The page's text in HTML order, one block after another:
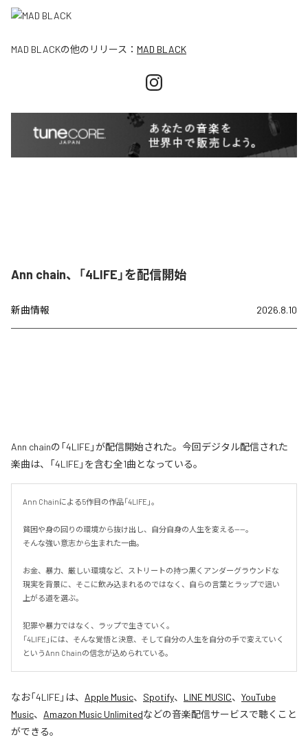
MAD BLACKの他のリリース： MAD BLACK
Ann chain、「4LIFE」を配信開始
新曲情報 2026.8.10
Ann chainの「4LIFE」が配信開始された。今回デジタル配信された
楽曲は、「4LIFE」を含む全1曲となっている。
Ann Chainによる5作目の作品「4LIFE」。
貧困や身の回りの環境から抜け出し、自分自身の人生を変える——。
そんな強い意志から生まれた一曲。
お金、暴力、厳しい環境など、ストリートの持つ黒くアンダーグラウンドな
現実を背景に、そこに飲み込まれるのではなく、自らの言葉とラップで這い
上がる道を選ぶ。
犯罪や暴力ではなく、ラップで生きていく。
「4LIFE」には、そんな覚悟と決意、そして自分の人生を自分の手で変えていく
というAnn Chainの信念が込められている。
なお「4LIFE」は、 Apple Music、 Spotify、 LINE MUSIC、 YouTube
Music、 Amazon Music Unlimitedなどの音楽配信サービスで聴くこと
ができる。